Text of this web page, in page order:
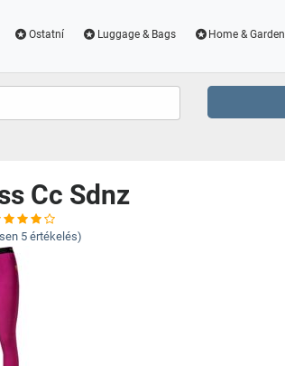
Ostatní Luggage & Bags Home & Garden
Cc Sdnz
5 értékelés)